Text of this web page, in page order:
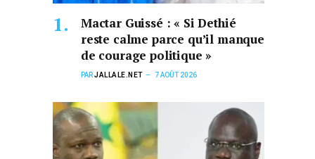
Mactar Guissé : « Si Dethié
reste calme parce qu’il manque
de courage politique »
PARJALLALE.NET 7 AOÛT 2026